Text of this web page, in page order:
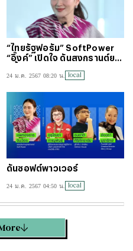
“ไทยรัฐฟอรัม” SoftPower
“อิ๊งค์” เปิดใจ ดันสงกรานต์ยา
24 ม.ค. 2567 08:20 น. local
ดันซอฟต์พาวเวอร์
24 ม.ค. 2567 04:50 น. local